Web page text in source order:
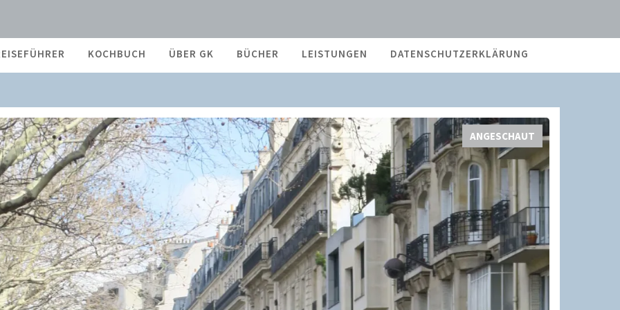
KOCHBUCH ÜBER GK BÜCHER LEISTUNGEN DATENSCHUTZERKLÄRUNG
ANGESCHAUT